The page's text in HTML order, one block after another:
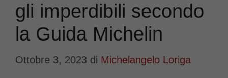
gli imperdibili secondo
la Guida Michelin
Ottobre 3, 2023 di Michelangelo Loriga